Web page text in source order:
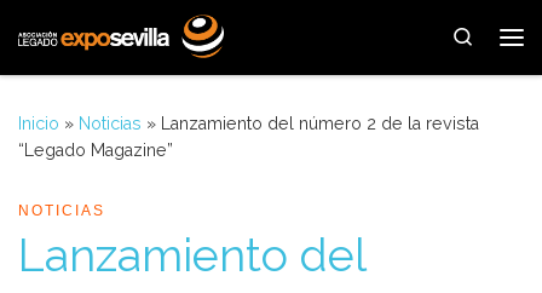
Saltar al contenido
Search
Inicio » Noticias »
Lanzamiento del número 2 de la revista
“Legado Magazine”
NOTICIAS
Lanzamiento del